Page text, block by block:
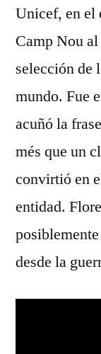
Unicef, en el
Camp Nou
selección de
mundo. Fue
acuñó la
més que un
convirtió en
entidad.
desde la